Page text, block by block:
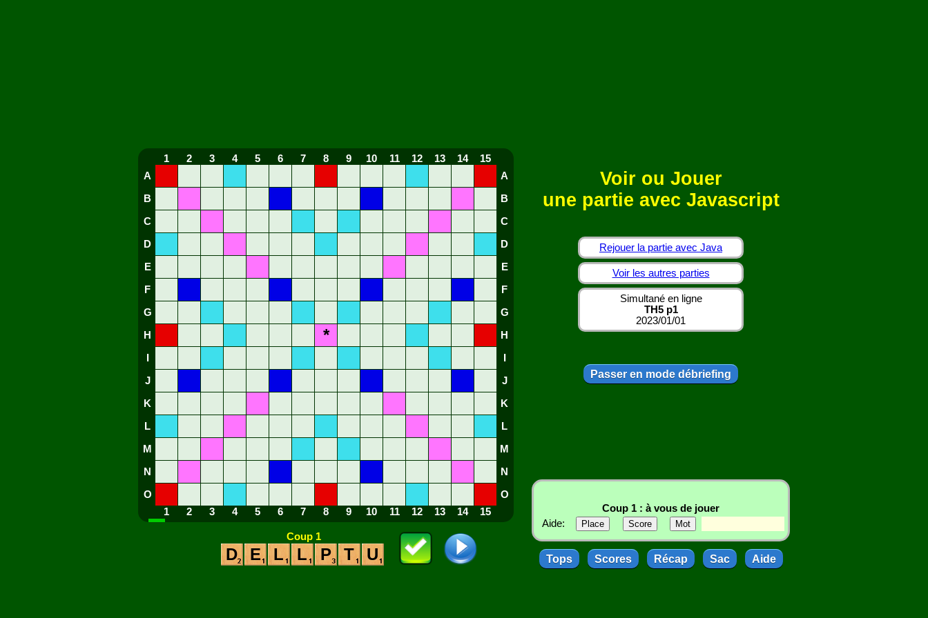
1 2 3 4 5 6 7 8 9 10 11 12 13 14
15
A
A
B B
C C
D D
E E
F F
G G
H * H
J J
K K
L L
M M
N N
O
O
1
2 3 4 5 6 7 8 9 10 11 12 13 14 15
Coup 1
D E L L P T U
Voir ou Jouer
une partie avec Javascript
Rejouer la partie avec Java
Voir les autres parties
Simultané en ligne
TH5 p1
2023/01/01
Passer en mode débriefing
Coup 1 : à vous de jouer
Aide:
Tops Scores Récap Sac Aide